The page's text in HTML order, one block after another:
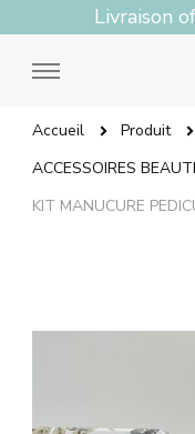
Livraison
Accueil
Produit
ACCESSOIRES
KIT MANUCURE